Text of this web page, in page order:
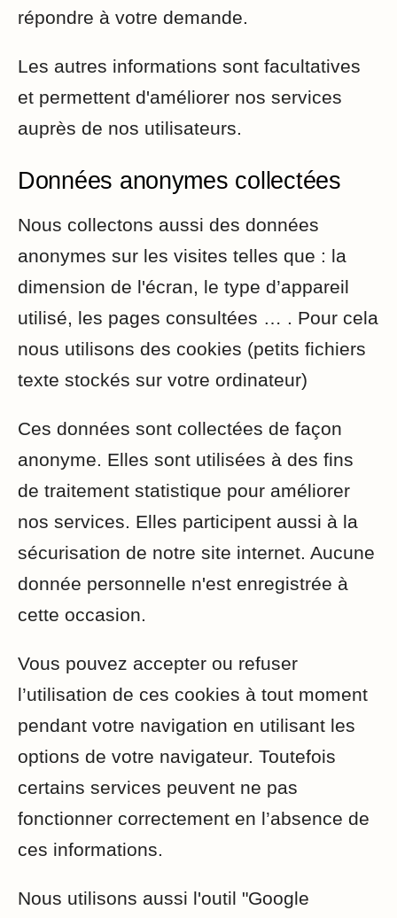
répondre à votre demande.
Les autres informations sont facultatives
et permettent d'améliorer nos services
auprès de nos utilisateurs.
Données anonymes collectées
Nous collectons aussi des données
anonymes sur les visites telles que : la
dimension de l'écran, le type d’appareil
utilisé, les pages consultées … . Pour cela
nous utilisons des cookies (petits fichiers
texte stockés sur votre ordinateur)
Ces données sont collectées de façon
anonyme. Elles sont utilisées à des fins
de traitement statistique pour améliorer
nos services. Elles participent aussi à la
sécurisation de notre site internet. Aucune
donnée personnelle n'est enregistrée à
cette occasion.
Vous pouvez accepter ou refuser
l’utilisation de ces cookies à tout moment
pendant votre navigation en utilisant les
options de votre navigateur. Toutefois
certains services peuvent ne pas
fonctionner correctement en l’absence de
ces informations.
Nous utilisons aussi l'outil "Google